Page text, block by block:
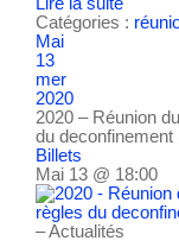
Catégories :
Mai
13
mer
2020
2020 – Réunion
du deconfinement
Billets
Mai 13 @ 18:00
– Actualités